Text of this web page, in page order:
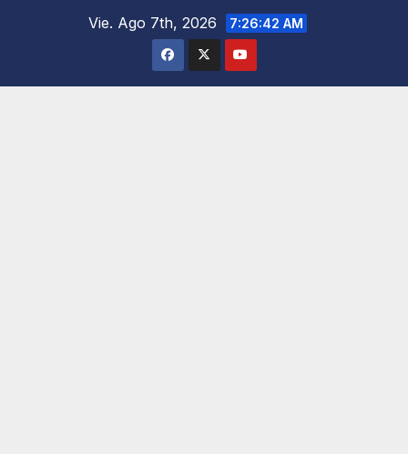
Vie. Ago 7th, 2026 7:26:44 AM